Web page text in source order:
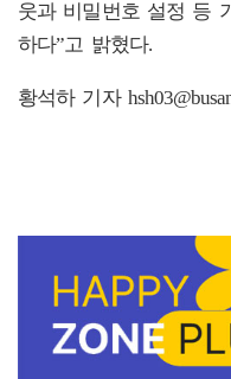
웃과 비밀번호 설정 등
하다”고 밝혔다.
황석하 기자